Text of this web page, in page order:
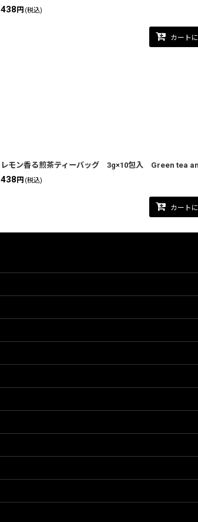
438円 (税込)
カート
レモン香る煎茶ティーバッグ 3g×10包入 Green tea
438円 (税込)
カート